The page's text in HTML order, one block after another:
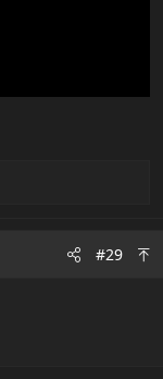
#29